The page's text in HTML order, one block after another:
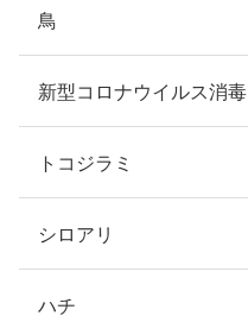
鳥
新型コロナウイルス消毒
トコジラミ
シロアリ
ハチ